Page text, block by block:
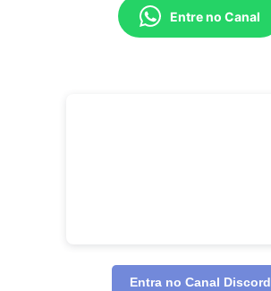
Entre no Canal
Entra no Canal Discord